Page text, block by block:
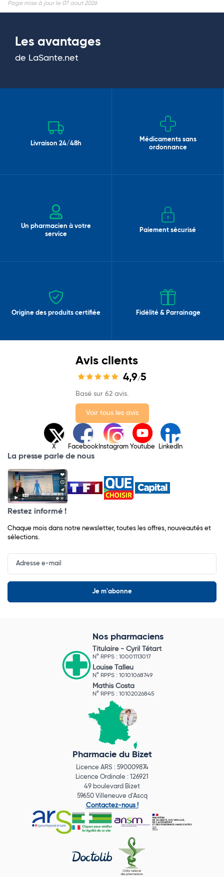
Page mise à jour le 07 aout 2026
Les avantages
de LaSante.net
Livraison 24/48h
Médicaments sans
ordonnance
Un pharmacien à votre
service
Paiement sécurisé
Origine des produits certifiée Fidélité & Parrainage
Avis clients
4,9/5
Basé sur 62 avis.
Voir tous les avis
X Facebook Instagram Youtube LinkedIn
La presse parle de nous
Restez informé !
Chaque mois dans notre newsletter, toutes les offres, nouveautés et
sélections.
Input
Newsletter
Nos pharmaciens
Titulaire - Cyril Tétart
N° RPPS : 10001113017
Louise Talleu
N° RPPS : 10101068749
Mathis Costa
N° RPPS : 10102026845
Pharmacie du Bizet
Licence ARS : 590009874
Licence Ordinale : 126921
49 boulevard Bizet
59650 Villeneuve d'Ascq
Contactez-nous !